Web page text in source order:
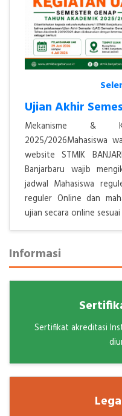
Mekanisme &
2025/2026Mahasiswa
website STMIK
Banjarbaru wajib
jadwal Mahasiswa
reguler Online dan
ujian secara online
Informasi
Sertifikat akreditasi